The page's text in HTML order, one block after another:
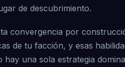
de descubrimiento.
convergencia por
de tu facción, y esas
hay una sola estrategia